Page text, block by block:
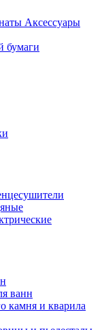
Аксессуары
бумаги
ванн
камня и кварила